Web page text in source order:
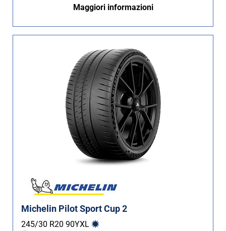
Non Run flat (46)
Maggiori informazioni
Michelin Pilot Sport Cup 2
245/30 R20 90YXL